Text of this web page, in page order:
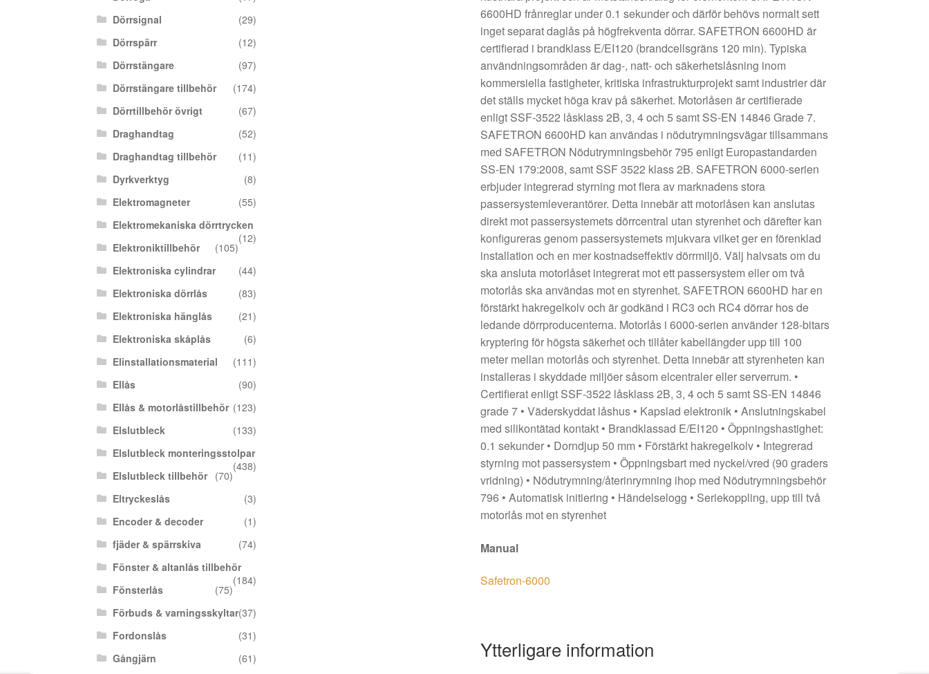
6600HD frånreglar under 0.1 sekunder och därför behövs normalt sett
inget separat daglås på högfrekventa dörrar. SAFETRON 6600HD är
certifierad i brandklass E/EI120 (brandcellsgräns 120 min). Typiska
användningsområden är dag-, natt- och säkerhetslåsning inom
kommersiella fastigheter, kritiska infrastrukturprojekt samt industrier där
det ställs mycket höga krav på säkerhet. Motorlåsen är certifierade
enligt SSF-3522 låsklass 2B, 3, 4 och 5 samt SS-EN 14846 Grade 7.
SAFETRON 6600HD kan användas i nödutrymningsvägar tillsammans
med SAFETRON Nödutrymningsbehör 795 enligt Europastandarden
SS-EN 179:2008, samt SSF 3522 klass 2B. SAFETRON 6000-serien
erbjuder integrerad styrning mot flera av marknadens stora
passersystemleverantörer. Detta innebär att motorlåsen kan anslutas
direkt mot passersystemets dörrcentral utan styrenhet och därefter kan
konfigureras genom passersystemets mjukvara vilket ger en förenklad
installation och en mer kostnadseffektiv dörrmiljö. Välj halvsats om du
ska ansluta motorlåset integrerat mot ett passersystem eller om två
motorlås ska användas mot en styrenhet. SAFETRON 6600HD har en
förstärkt hakregelkolv och är godkänd i RC3 och RC4 dörrar hos de
ledande dörrproducenterna. Motorlås i 6000-serien använder 128-bitars
kryptering för högsta säkerhet och tillåter kabellängder upp till 100
meter mellan motorlås och styrenhet. Detta innebär att styrenheten kan
installeras i skyddade miljöer såsom elcentraler eller serverrum. •
Certifierat enligt SSF-3522 låsklass 2B, 3, 4 och 5 samt SS-EN 14846
grade 7 • Väderskyddat låshus • Kapslad elektronik • Anslutningskabel
med silikontätad kontakt • Brandklassad E/EI120 • Öppningshastighet:
0.1 sekunder • Dorndjup 50 mm • Förstärkt hakregelkolv • Integrerad
styrning mot passersystem • Öppningsbart med nyckel/vred (90 graders
vridning) • Nödutrymning/återinrymning ihop med Nödutrymningsbehör
796 • Automatisk initiering • Händelselogg • Seriekoppling, upp till två
motorlås mot en styrenhet
Manual
Safetron-6000
Ytterligare information
Dörrsignal
(29)
Dörrspärr
(12)
Dörrstängare
(97)
Dörrstängare tillbehör
(174)
Dörrtillbehör övrigt
(67)
Draghandtag
(52)
Draghandtag tillbehör
(11)
Dyrkverktyg
(8)
Elektromagneter
(55)
Elektromekaniska dörrtrycken
(12)
Elektroniktillbehör
(105)
Elektroniska cylindrar
(44)
Elektroniska dörrlås
(83)
Elektroniska hänglås
(21)
Elektroniska skåplås
(6)
Elinstallationsmaterial
(111)
Ellås
(90)
Ellås & motorlåstillbehör (123)
Elslutbleck
(133)
Elslutbleck monteringsstolpar
(438)
Elslutbleck tillbehör
(70)
Eltryckeslås
(3)
Encoder & decoder
(1)
fjäder & spärrskiva
(74)
Fönster & altanlås tillbehör
(184)
Fönsterlås
(75)
Förbuds & varningsskyltar(37)
Fordonslås
(31)
Gångjärn
(61)